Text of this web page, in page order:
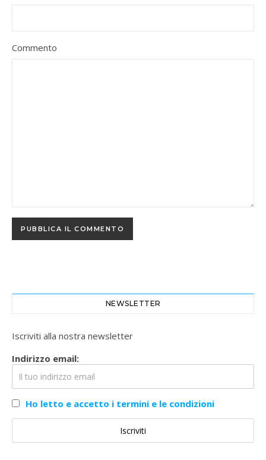
Commento
NEWSLETTER
Iscriviti alla nostra newsletter
Indirizzo email:
Ho letto e accetto i termini e le condizioni